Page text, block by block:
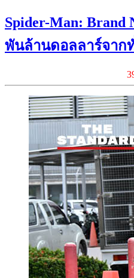
Spider-Man: Brand
พันล้านดอลลาร์จาก